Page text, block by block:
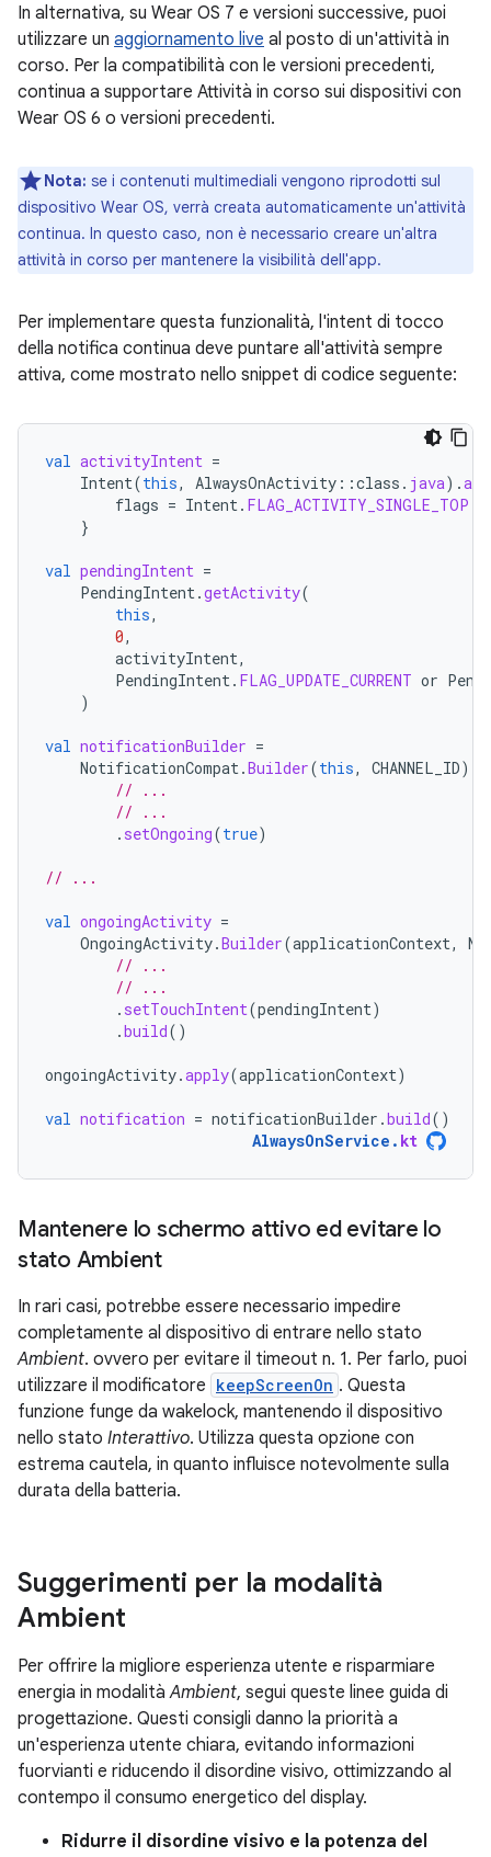
In alternativa, su Wear OS 7 e versioni successive, puoi
utilizzare un aggiornamento live al posto di un'attività in
corso. Per la compatibilità con le versioni precedenti,
continua a supportare Attività in corso sui dispositivi con
Wear OS 6 o versioni precedenti.
Nota: se i contenuti multimediali vengono riprodotti sul
dispositivo Wear OS, verrà creata automaticamente un'attività
continua. In questo caso, non è necessario creare un'altra
attività in corso per mantenere la visibilità dell'app.
Per implementare questa funzionalità, l'intent di tocco
della notifica continua deve puntare all'attività sempre
attiva, come mostrato nello snippet di codice seguente:
val activityIntent =
Intent(this, AlwaysOnActivity ::class . java).
flags = Intent. FLAG_ACTIVITY_SINGLE_TOP
}
val pendingIntent =
PendingIntent.getActivity(
this,
0,
activityIntent,
PendingIntent. FLAG_UPDATE_CURRENT or
)
val notificationBuilder =
NotificationCompat.Builder(this, CHANNEL_ID)
// ...
// ...
. setOngoing(true)
// ...
val ongoingActivity =
OngoingActivity.Builder(applicationContext,
// ...
// ...
. setTouchIntent(pendingIntent)
.build()
ongoingActivity.apply(applicationContext)
val notification = notificationBuilder .build()
AlwaysOnService . kt
Mantenere lo schermo attivo ed evitare lo
stato Ambient
In rari casi, potrebbe essere necessario impedire
completamente al dispositivo di entrare nello stato
Ambient. ovvero per evitare il timeout n. 1. Per farlo, puoi
utilizzare il modificatore keepScreenOn . Questa
funzione funge da wakelock, mantenendo il dispositivo
nello stato Interattivo. Utilizza questa opzione con
estrema cautela, in quanto influisce notevolmente sulla
durata della batteria.
Suggerimenti per la modalità
Ambient
Per offrire la migliore esperienza utente e risparmiare
energia in modalitàAmbient, segui queste linee guida di
progettazione. Questi consigli danno la priorità a
un'esperienza utente chiara, evitando informazioni
fuorvianti e riducendo il disordine visivo, ottimizzando al
contempo il consumo energetico del display.
Ridurre il disordine visivo e la potenza del